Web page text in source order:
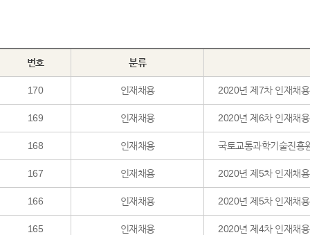
번호 분류
170 인재채용 2020년 제7차 인재채
169 인재채용 2020년 제6차 인재채
168 인재채용 국토교통과학기술진흥
167 인재채용 2020년 제5차 인재채
166 인재채용 2020년 제5차 인재채
165 인재채용 2020년 제4차 인재채